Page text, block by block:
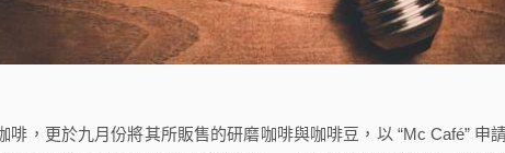
，更於九月份將其所販售的研磨咖啡與咖啡豆，以 “Mc Café” 申